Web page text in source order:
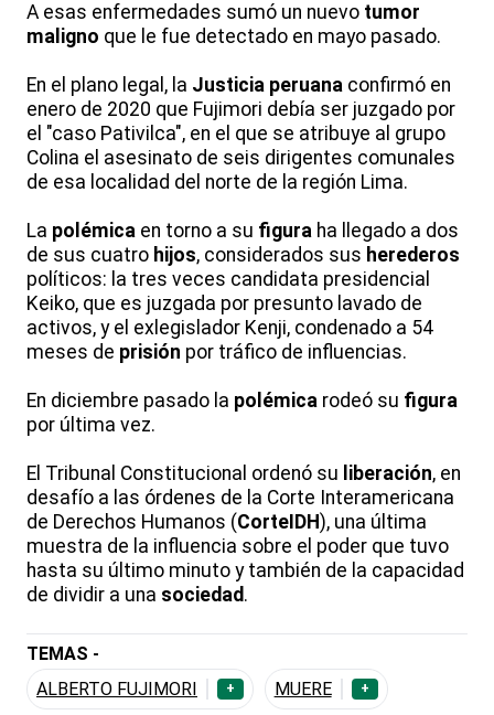
A esas enfermedades sumó un nuevo tumor
maligno que le fue detectado en mayo pasado.
En el plano legal, la Justicia peruana confirmó en
enero de 2020 que Fujimori debía ser juzgado por
el "caso Pativilca", en el que se atribuye al grupo
Colina el asesinato de seis dirigentes comunales
de esa localidad del norte de la región Lima.
La polémica en torno a su figura ha llegado a dos
de sus cuatro hijos, considerados sus herederos
políticos: la tres veces candidata presidencial
Keiko, que es juzgada por presunto lavado de
activos, y el exlegislador Kenji, condenado a 54
meses de prisión por tráfico de influencias.
En diciembre pasado la polémica rodeó su figura
por última vez.
El Tribunal Constitucional ordenó su liberación, en
desafío a las órdenes de la Corte Interamericana
de Derechos Humanos (CorteIDH ), una última
muestra de la influencia sobre el poder que tuvo
hasta su último minuto y también de la capacidad
de dividir a una sociedad.
TEMAS -
ALBERTO FUJIMORI
+ MUERE +